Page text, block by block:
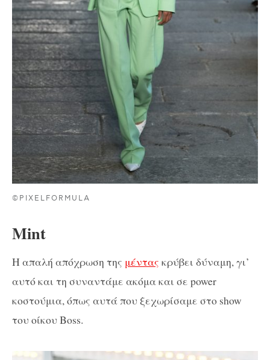
©PIXELFORMULA
Mint
Η απαλή απόχρωση της μέντας κρύβει δύναμη, γι’
αυτό και τη συναντάμε ακόμα και σε power
κοστούμια, όπως αυτά που ξεχωρίσαμε στο show
του οίκου Boss.